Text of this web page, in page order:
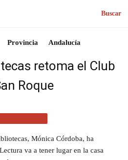
Buscar
Provincia Andalucía
retoma el Club
Roque
Mónica Córdoba, ha
va a tener lugar en la casa